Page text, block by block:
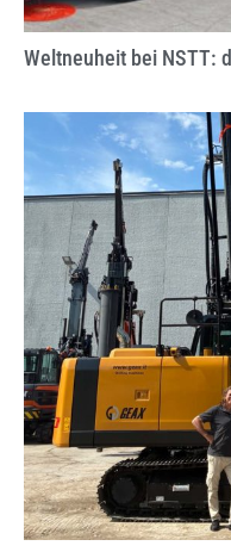
Weltneuheit bei NSTT: